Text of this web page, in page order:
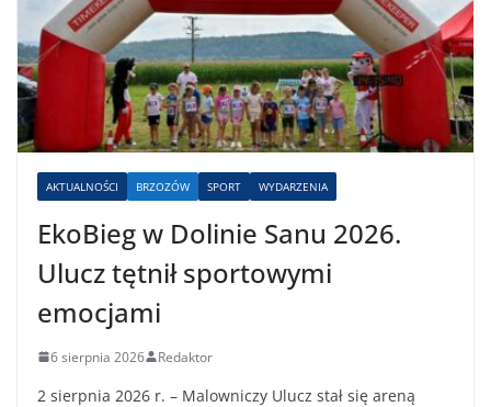
AKTUALNOŚCI BRZOZÓW SPORT WYDARZENIA
EkoBieg w Dolinie Sanu 2026.
Ulucz tętnił sportowymi
emocjami
6 sierpnia 2026 Redaktor
2 sierpnia 2026 r. – Malowniczy Ulucz stał się areną